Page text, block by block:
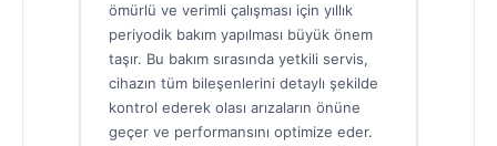
ömürlü ve verimli çalışması için yıllık
periyodik bakım yapılması büyük önem
taşır. Bu bakım sırasında yetkili servis,
cihazın tüm bileşenlerini detaylı şekilde
kontrol ederek olası arızaların önüne
geçer ve performansını optimize eder.